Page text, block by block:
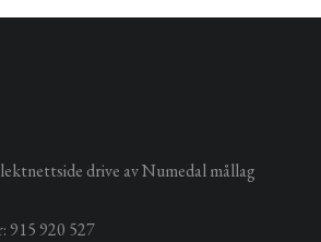
drive av Numedal mållag
915 920 527